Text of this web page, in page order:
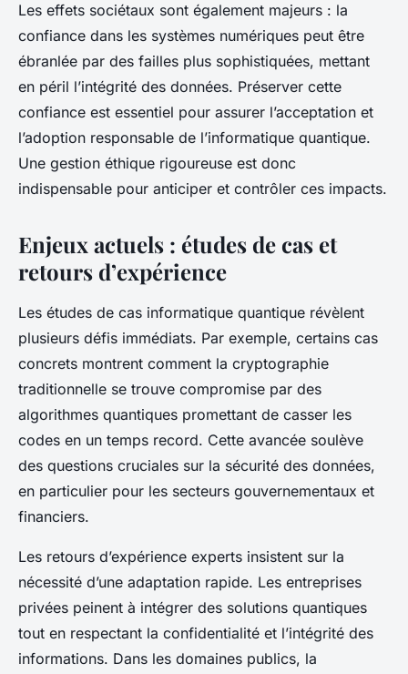
Les effets sociétaux sont également majeurs : la
confiance dans les systèmes numériques peut être
ébranlée par des failles plus sophistiquées, mettant
en péril l’intégrité des données. Préserver cette
confiance est essentiel pour assurer l’acceptation et
l’adoption responsable de l’informatique quantique.
Une gestion éthique rigoureuse est donc
indispensable pour anticiper et contrôler ces impacts.
Enjeux actuels : études de cas et
retours d’expérience
Les études de cas informatique quantique révèlent
plusieurs défis immédiats. Par exemple, certains cas
concrets montrent comment la cryptographie
traditionnelle se trouve compromise par des
algorithmes quantiques promettant de casser les
codes en un temps record. Cette avancée soulève
des questions cruciales sur la sécurité des données,
en particulier pour les secteurs gouvernementaux et
financiers.
Les retours d’expérience experts insistent sur la
nécessité d’une adaptation rapide. Les entreprises
privées peinent à intégrer des solutions quantiques
tout en respectant la confidentialité et l’intégrité des
informations. Dans les domaines publics, la